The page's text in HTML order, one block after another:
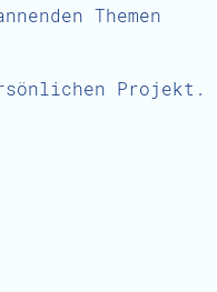
Themen
Projekt.